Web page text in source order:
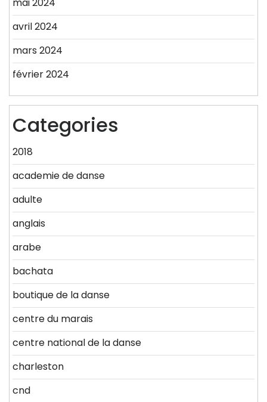
avril 2024
mars 2024
février 2024
Categories
2018
academie de danse
adulte
anglais
arabe
bachata
boutique de la danse
centre du marais
centre national de la danse
charleston
cnd